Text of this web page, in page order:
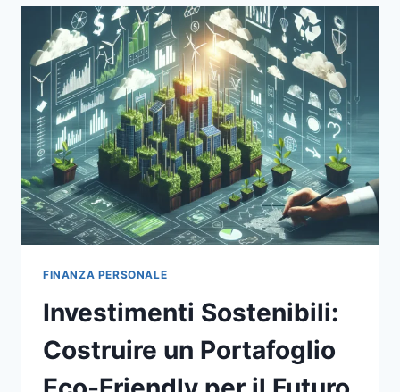
PORTAFOGLIO
ECO-
FRIENDLY
PER
UN
FUTURO
RESPONSABILE
FINANZA PERSONALE
Investimenti Sostenibili:
Costruire un Portafoglio